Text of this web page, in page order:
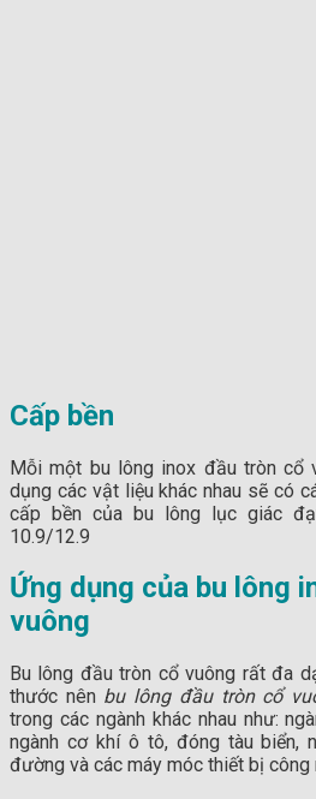
Cấp bền
Mỗi một bu lông inox đầu tròn
dụng các vật liệu khác nhau sẽ có
cấp bền của bu lông lục giác
10.9/12.9
Ứng dụng của bu lông
vuông
Bu lông đầu tròn cổ vuông rất đa
thước nên bu lông đầu tròn cổ
trong các ngành khác nhau như:
ngành cơ khí ô tô, đóng tàu biển,
đường và các máy móc thiết bị công